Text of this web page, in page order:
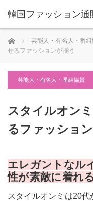
韓国ファッション
ホーム 芸能人・有名人・番組
せるファッションが揃う
芸能人・有名人・番組協賛
スタイルオン
るファッショ
エレガントなル
性が素敵に着れる
スタイルオンミは20